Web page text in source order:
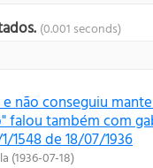
(0.001 seconds)
não conseguiu
falou também com
1548 de 18/07/1936
(1936-07-18)